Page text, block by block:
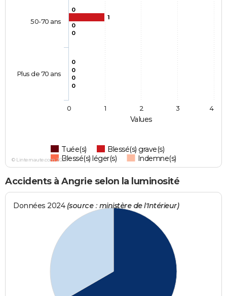
Values
0
0
1
0
0
0
0
0
Tuée(s)
Blessé(s) grave(s)
Blessé(s) léger(s)
Indemne(s)
50-70 ans
Plus de 70 ans
0 1 2 3 4
© Linternaute.com 2026
Accidents à Angrie selon la luminosité
Données 2024 (source : ministère de l'Intérieur)